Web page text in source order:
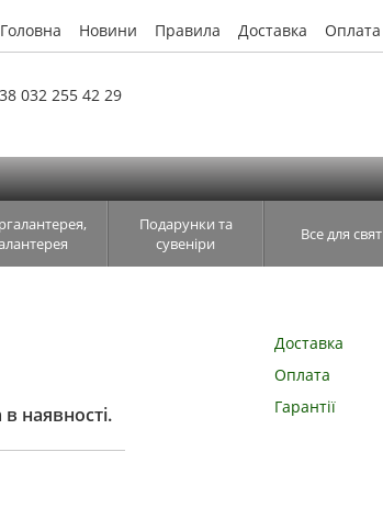
Головна Новини Правила Доставка Оплата
032 255 42 29
Подарунки та
сувеніри
Все для свят
наявності.
Доставка
Оплата
Гарантії